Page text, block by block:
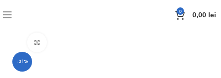
0 0,00 lei
-31%